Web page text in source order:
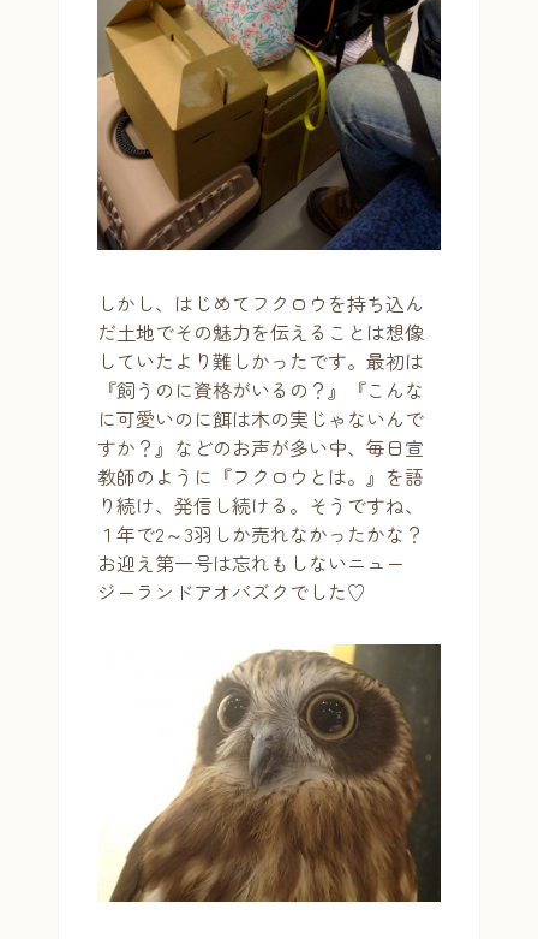
しかし、はじめてフクロウを持ち込ん
だ土地でその魅力を伝えることは想像
していたより難しかったです。最初は
『飼うのに資格がいるの？』『こんな
に可愛いのに餌は木の実じゃないんで
すか？』などのお声が多い中、毎日宣
教師のように『フクロウとは。』を語
り続け、発信し続ける。そうですね、
１年で2～3羽しか売れなかったかな？
お迎え第一号は忘れもしないニュー
ジーランドアオバズクでした♡